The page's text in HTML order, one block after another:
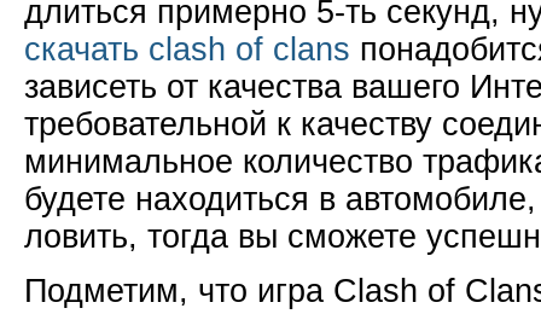
длиться примерно 5-ть секунд,
скачать clash of clans
зависеть от качества вашего
требовательной к качеству
минимальное количество
будете находиться в
ловить, тогда вы сможете
Подметим, что игра Clash of